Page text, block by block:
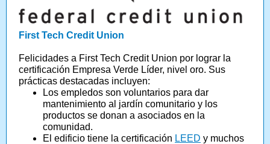
First Tech Credit Union
Felicidades a First Tech Credit Union por lograr la
certificación Empresa Verde Líder, nivel oro. Sus
prácticas destacadas incluyen:
Los empledos son voluntarios para dar
mantenimiento al jardín comunitario y los
productos se donan a asociados en la
comunidad.
El edificio tiene la certificación LEED y muchos